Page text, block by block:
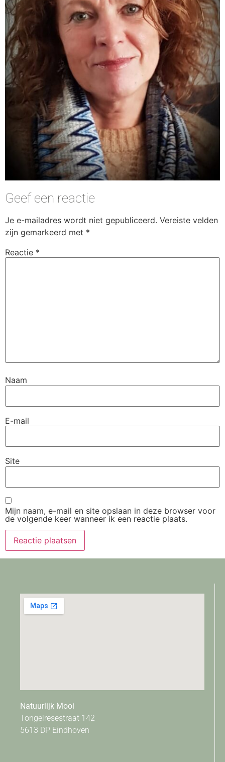
Geef een reactie
Je e-mailadres wordt niet gepubliceerd. Vereiste velden
zijn gemarkeerd met *
Reactie *
Naam
E-mail
Site
Mijn naam, e-mail en site opslaan in deze browser voor
de volgende keer wanneer ik een reactie plaats.
Natuurlijk Mooi
Tongelresestraat 142
5613 DP Eindhoven